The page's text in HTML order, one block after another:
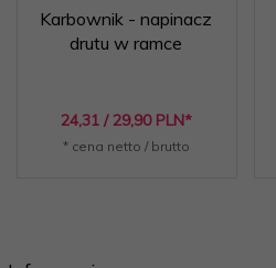
Karbownik - napinacz
drutu w ramce
24,31 / 29,90 PLN*
* cena netto / brutto